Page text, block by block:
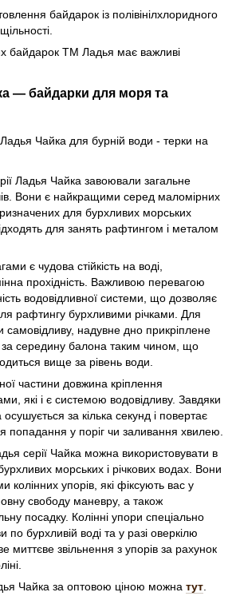
байдарок із полівінілхлоридного
байдарок ТМ Ладья має важливі
— байдарки для моря та
Ладья Чайка завоювали загальне
Вони є найкращими серед маломірних
для бурхливих морських
для занять рафтингом і металом
є чудова стійкість на воді,
прохідність. Важливою перевагою
водовідливної системи, що дозволяє
рафтингу бурхливими річками. Для
самовідливу, надувне дно прикріплене
за середину балона таким чином, що
вище за рівень води.
частини довжина кріплення
які і є системою водовідливу. Завдяки
за кілька секунд і повертає
попадання у поріг чи заливання хвилею.
серії Чайка можна використовувати в
морських і річкових водах. Вони
колінних упорів, які фіксують вас у
свободу маневру, а також
посадку. Колінні упори спеціально
по бурхливій воді та у разі оверкілю
миттєве звільнення з упорів за рахунок
Чайка за оптовою ціною можна тут